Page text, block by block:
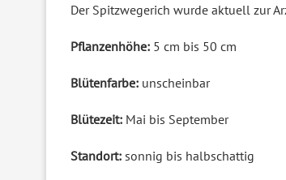
Der Spitzwegerich wurde aktuell zur
Pflanzenhöhe: 5 cm bis 50 cm
Blütenfarbe: unscheinbar
Blütezeit: Mai bis September
Standort: sonnig bis halbschattig